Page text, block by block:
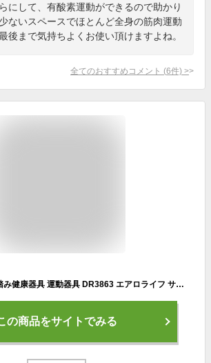
にして、有酸素運動ができるので助かり
ないスペースでほとんど全身の筋肉運動
後まで気持ちよくお使い頂けますよね。
全てのおすすめコメント (6件) >
ステッパー 静音 足踏み健康器具 運動器具 DR3863 エアロライフ サイドステッパーライト 70 室内運動 エクササイズ 踏み台昇降 負荷軽減 テレワーク
の商品をサイトでみる